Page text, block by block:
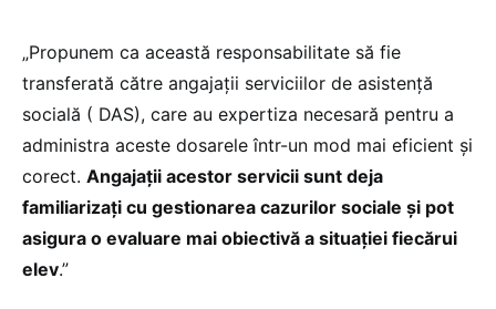
„Propunem ca această responsabilitate să fie
transferată către angajații serviciilor de asistență
socială ( DAS), care au expertiza necesară pentru a
administra aceste dosarele într-un mod mai eficient și
corect. Angajații acestor servicii sunt deja
familiarizați cu gestionarea cazurilor sociale și pot
asigura o evaluare mai obiectivă a situației fiecărui
elev.”